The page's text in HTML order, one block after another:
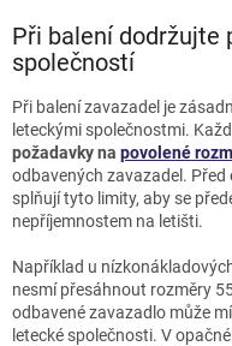
Při balení dodržujte
společností
Při balení zavazadel je
leteckými společnostmi.
požadavky na povolené
odbavených zavazadel. Před
splňují tyto limity, aby se
nepříjemnostem na letišti.
Například u
nesmí přesáhnout rozměry
odbavené zavazadlo může
letecké společnosti. V